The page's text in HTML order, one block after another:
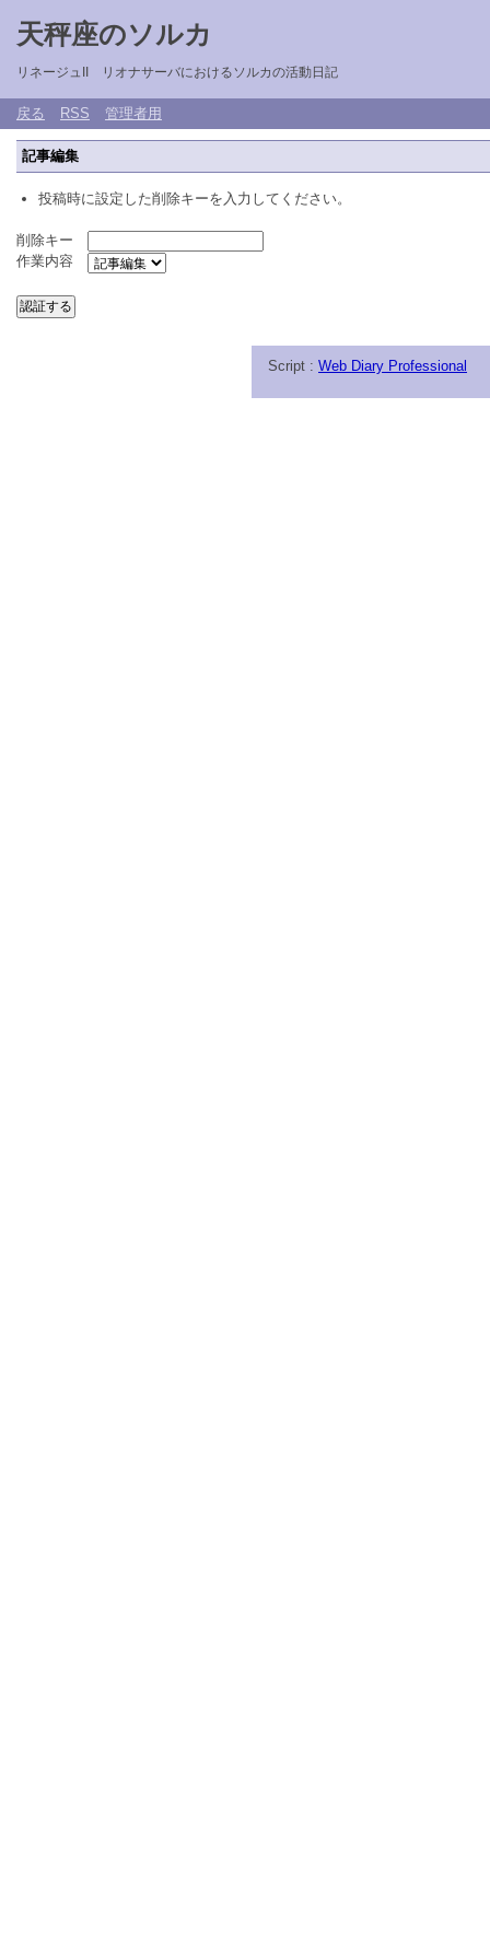
天秤座のソルカ
リネージュII リオナサーバにおけるソルカの活動日記
戻る RSS 管理者用
記事編集
投稿時に設定した削除キーを入力してください。
削除キー
作業内容
Script : Web Diary Professional